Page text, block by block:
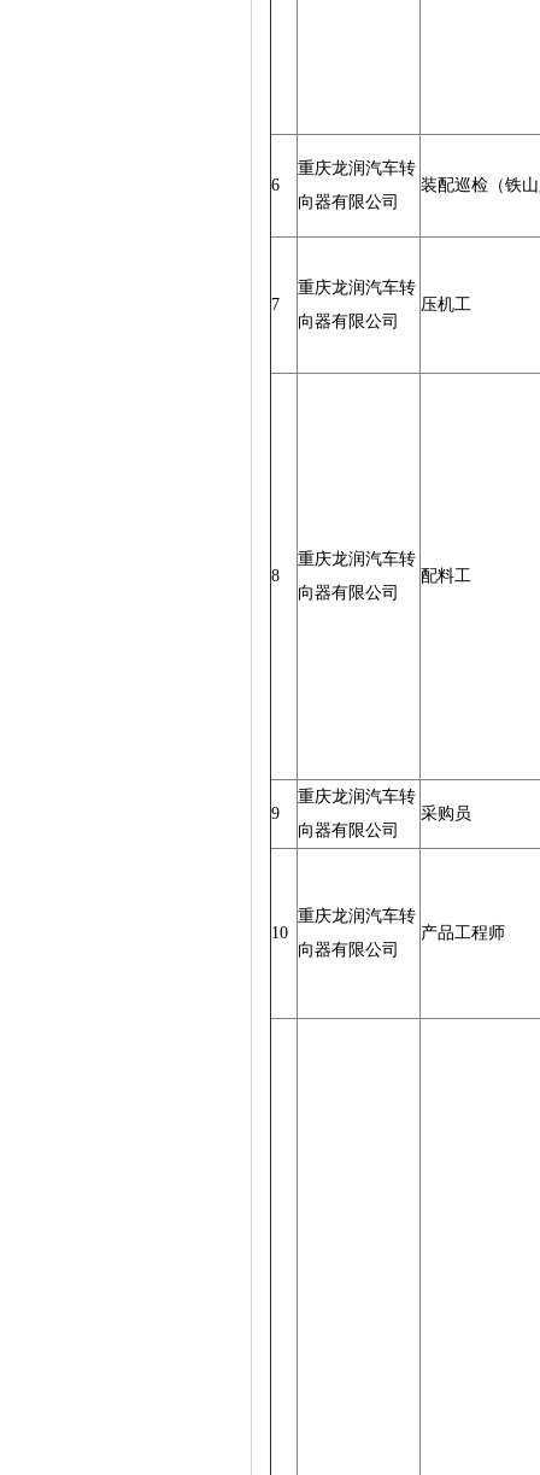
6
重庆龙润汽车转
向器有限公司
装配巡检（铁
7
重庆龙润汽车转
向器有限公司
压机工
8
重庆龙润汽车转
向器有限公司
配料工
9
重庆龙润汽车转
向器有限公司
采购员
10
重庆龙润汽车转
向器有限公司
产品工程师